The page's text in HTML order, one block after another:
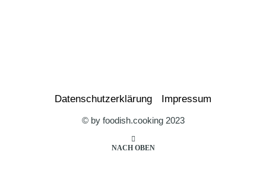
Datenschutzerklärung Impressum
© by foodish.cooking 2023
NACH OBEN